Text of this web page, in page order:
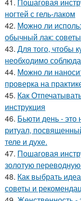
41. Пошаговая
ногтей с гель-лаком
42. Можно ли
обычный лак:
43. Для того, чтобы
необходимо
44. Можно ли
проверка на
45. Как
инструкция
46. Бьюти день - это
ритуал,
теле и духе.
47. Пошаговая
золотую
48. Как выбрать
советы и